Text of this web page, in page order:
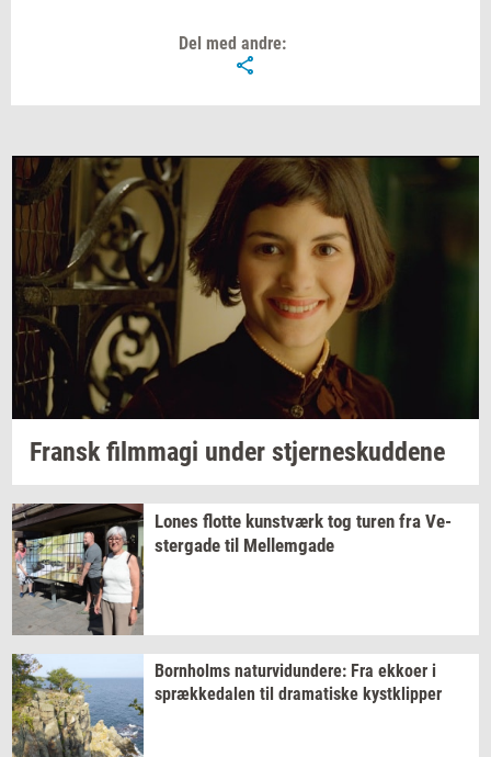
Del med andre:
Fransk film­magi under stjer­neskud­de­ne
Lones flot­te kunst­værk tog turen fra Ve­
ster­ga­de til Mel­lem­ga­de
Born­holms na­tur­vi­dun­de­re: Fra ek­ko­er i
spræk­ke­da­len til dra­ma­ti­ske kyst­klip­per